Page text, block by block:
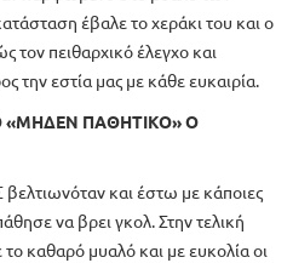
έβαλε το χεράκι του και ο
τον πειθαρχικό έλεγχο και
την εστία μας με κάθε ευκαιρία.
ΠΑΘΗΤΙΚΟ» Ο
και έστω με κάποιες
να βρει γκολ. Στην τελική
καθαρό μυαλό και με ευκολία οι